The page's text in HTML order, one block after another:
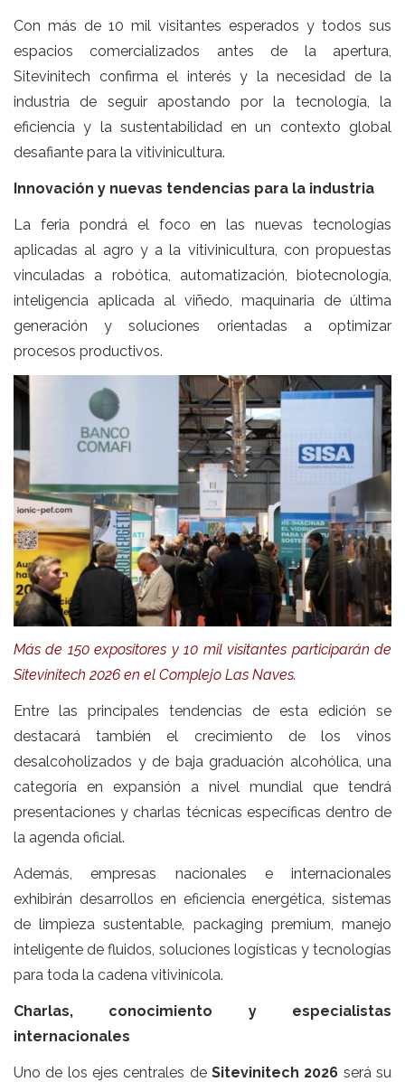
Con más de 10 mil visitantes esperados y todos sus
espacios comercializados antes de la apertura,
Sitevinitech confirma el interés y la necesidad de la
industria de seguir apostando por la tecnología, la
eficiencia y la sustentabilidad en un contexto global
desafiante para la vitivinicultura.
Innovación y nuevas tendencias para la industria
La feria pondrá el foco en las nuevas tecnologías
aplicadas al agro y a la vitivinicultura, con propuestas
vinculadas a robótica, automatización, biotecnología,
inteligencia aplicada al viñedo, maquinaria de última
generación y soluciones orientadas a optimizar
procesos productivos.
Más de 150 expositores y 10 mil visitantes participarán de
Sitevinitech 2026 en el Complejo Las Naves.
Entre las principales tendencias de esta edición se
destacará también el crecimiento de los vinos
desalcoholizados y de baja graduación alcohólica, una
categoría en expansión a nivel mundial que tendrá
presentaciones y charlas técnicas específicas dentro de
la agenda oficial.
Además, empresas nacionales e internacionales
exhibirán desarrollos en eficiencia energética, sistemas
de limpieza sustentable, packaging premium, manejo
inteligente de fluidos, soluciones logísticas y tecnologías
para toda la cadena vitivinícola.
Charlas, conocimiento y especialistas
internacionales
Uno de los ejes centrales de Sitevinitech 2026 será su